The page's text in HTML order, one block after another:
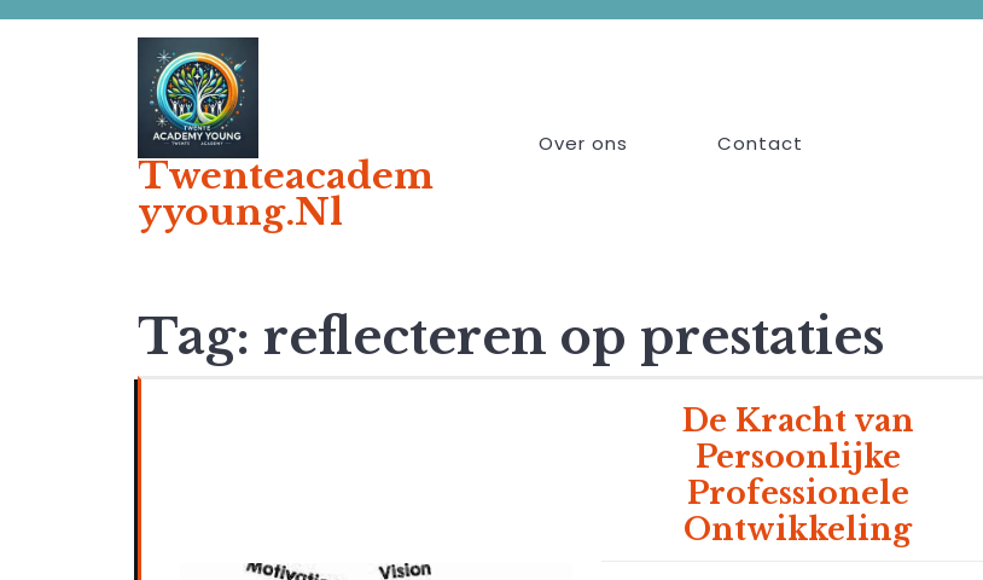
Twenteacadem
Yyoung.nl
Over ons Contact
Tag: reflecteren op prestaties
De Kracht van
Persoonlijke
Professionele
Ontwikkeling